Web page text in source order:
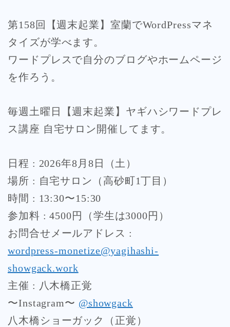
第158回【週末起業】室蘭でWordPressマネ
タイズが学べます。
ワードプレスで自分のブログやホームページ
を作ろう。
毎週土曜日【週末起業】ヤギハシワードプレ
ス講座 自宅サロン開催してます。
日程 : 2026年8月8日（土）
場所 : 自宅サロン（高砂町1丁目）
時間 : 13:30〜15:30
参加料 : 4500円（学生は3000円）
お問合せメールアドレス :
wordpress-monetize@yagihashi-
showgack.work
主催 : 八木橋正覚
〜Instagram〜 @showgack
八木橋ショーガック（正覚）